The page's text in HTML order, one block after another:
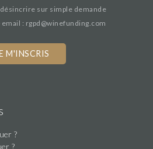
sur simple demande
: rgpd@winefunding.com
?
?